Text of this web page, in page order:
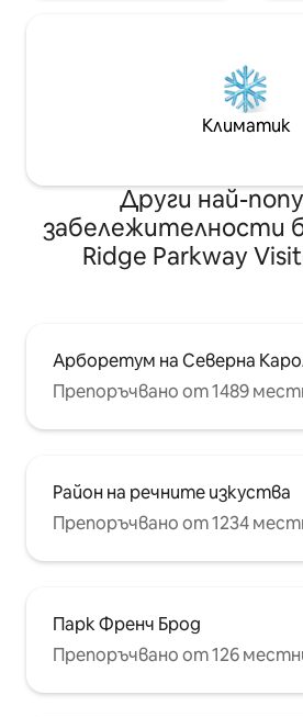
Климатик
Други най-
забележителности
Ridge Parkway
Арборетум на Северна
Препоръчвано от 1489
Район на речните изкуства
Препоръчвано от 1234
Парк Френч Брод
Препоръчвано от 126